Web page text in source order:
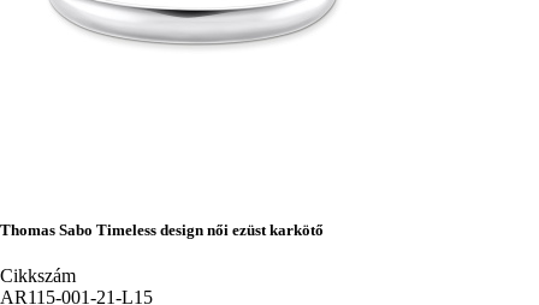
Thomas Sabo Timeless design női ezüst karkötő
Cikkszám
AR115-001-21-L15